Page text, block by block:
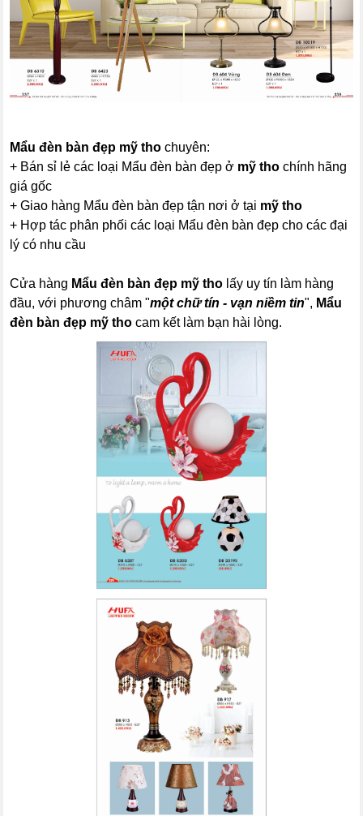
Mẩu đèn bàn đẹp mỹ thochuyên:
+ Bán sỉ lẻ các loại Mẩu đèn bàn đẹp ở mỹ tho chính hãng
giá gốc
+ Giao hàng Mẩu đèn bàn đẹp tận nơi ở tại mỹ tho
+ Hợp tác phân phối các loại Mẩu đèn bàn đẹp cho các đại
lý có nhu cầu
Cửa hàng Mẩu đèn bàn đẹp mỹ tho lấy uy tín làm hàng
đầu, với phương châm "một chữ tín - vạn niềm tin", Mẩu
đèn bàn đẹp mỹ tho cam kết làm bạn hài lòng.